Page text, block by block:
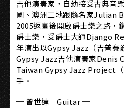
吉他演奏家，自幼接受古典音
國、澳洲二地跟隨名家Julian
2005返臺後開啟爵士樂之路，
爵士樂，受爵士大師Django
年演出以Gypsy Jazz（吉普賽
Gypsy Jazz吉他演奏家Denis
Taiwan Gypsy Jazz Project
手。
━ 曾世達｜Guitar ━